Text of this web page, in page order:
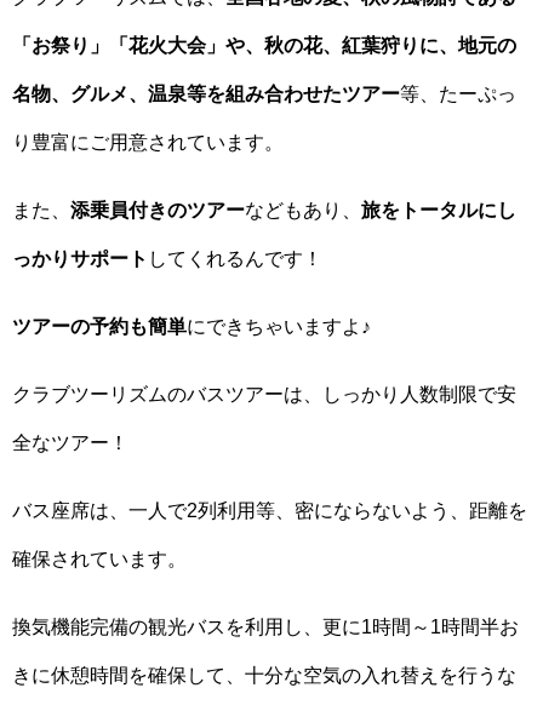
「お祭り」「花火大会」や、秋の花、紅葉狩りに、地元の
名物、グルメ、温泉等を組み合わせたツアー等、たーぷっ
り豊富にご用意されています。
また、 添乗員付きのツアーなどもあり、 旅をトータルにし
っかりサポート してくれるんです！
ツアーの予約も簡単にできちゃいますよ♪
クラブツーリズムのバスツアーは、しっかり人数制限で安
全なツアー！
バス座席は、一人で2列利用等、密にならないよう、距離を
確保されています。
換気機能完備の観光バスを利用し、更に1時間～1時間半お
きに休憩時間を確保して、十分な空気の入れ替えを行うな